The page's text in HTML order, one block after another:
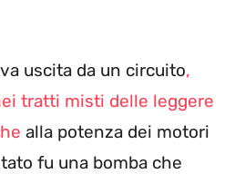
uscita da un circuito,
tratti misti delle leggere
alla potenza dei motori
fu una bomba che